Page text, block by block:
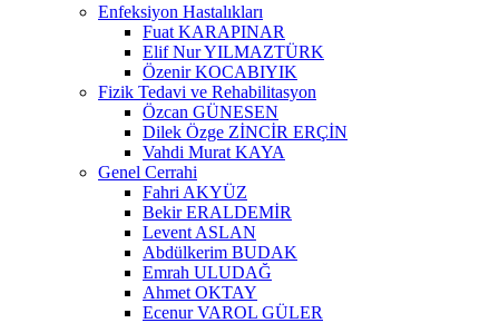
Enfeksiyon Hastalıkları
Fuat KARAPINAR
Elif Nur YILMAZTÜRK
Özenir KOCABIYIK
Fizik Tedavi ve Rehabilitasyon
Özcan GÜNESEN
Dilek Özge ZİNCİR ERÇİN
Vahdi Murat KAYA
Genel Cerrahi
Fahri AKYÜZ
Bekir ERALDEMİR
Levent ASLAN
Abdülkerim BUDAK
Emrah ULUDAĞ
Ahmet OKTAY
Ecenur VAROL GÜLER